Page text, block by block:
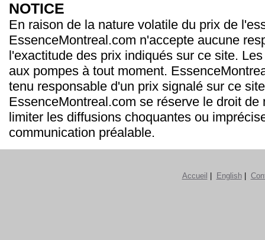
NOTICE
En raison de la nature volatile du prix de
EssenceMontreal.com n'accepte aucune
l'exactitude des prix indiqués sur ce site.
aux pompes à tout moment.
tenu responsable d'un prix signalé sur ce
EssenceMontreal.com se réserve le droit de
limiter les diffusions choquantes ou
communication préalable.
Accueil English|